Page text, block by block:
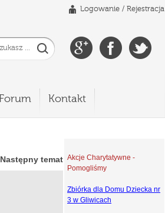
Logowanie / Rejestracja
Forum Kontakt
Następny temat Akcje Charytatywne -
Pomogliśmy
Zbiórka dla Domu Dziecka nr
3 w Gliwicach